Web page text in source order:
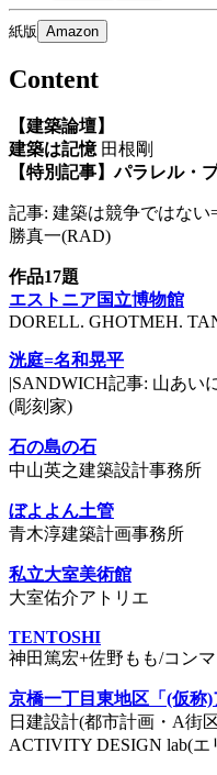
紙版 Amazon
Content
【建築論壇】
建築は記憶田根剛
【特別記事】パラレル・
記事: 建築は競争ではない=
勝真一(RAD)
作品17題
エストニア国立博物館
DORELL. GHOTMEH.
洸庭=名和晃平
|SANDWICH記事: 山あい
(彫刻家)
石の島の石
中山英之建築設計事務所
ぼよよん土管
青木淳建築計画事務所
私立大室美術館
大室佑介アトリエ
TENTOSHI
神田篤宏+佐野もも/コンマ
京橋一丁目東地区「(仮称
日建設計(都市計画・A街
ACTIVITY DESIGN lab(エ